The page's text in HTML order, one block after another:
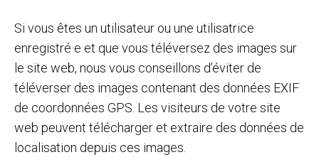
Si vous êtes un utilisateur ou une utilisatrice
enregistré·e et que vous téléversez des images sur
le site web, nous vous conseillons d’éviter de
téléverser des images contenant des données EXIF
de coordonnées GPS. Les visiteurs de votre site
web peuvent télécharger et extraire des données de
localisation depuis ces images.